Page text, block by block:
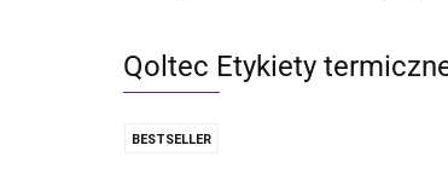
Qoltec Etykiety
BESTSELLER